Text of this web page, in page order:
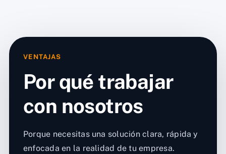
VENTAJAS
Por qué trabajar
con nosotros
Porque necesitas una solución clara, rápida y
enfocada en la realidad de tu empresa.